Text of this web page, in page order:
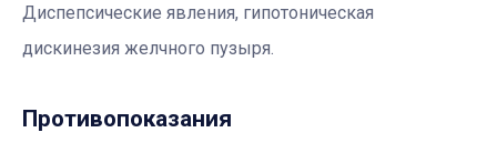
Диспепсические явления, гипотоническая
дискинезия желчного пузыря.
Противопоказания